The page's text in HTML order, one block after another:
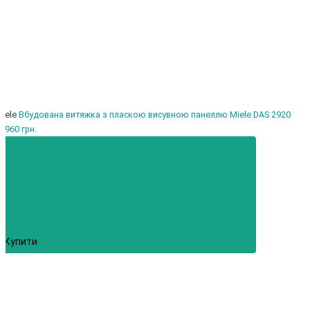
Вбудована витяжка з пласкою висувною панеллю Miele DAS 2920
грн.
Купити